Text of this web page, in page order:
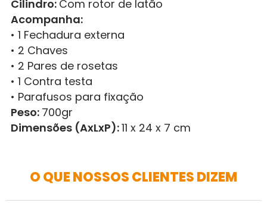
Cilindro: Com rotor de latão
Acompanha:
• 1 Fechadura externa
• 2 Chaves
• 2 Pares de rosetas
• 1 Contra testa
• Parafusos para fixação
Peso: 700gr
Dimensões (AxLxP):11 x 24 x 7 cm
O QUE NOSSOS CLIENTES DIZEM